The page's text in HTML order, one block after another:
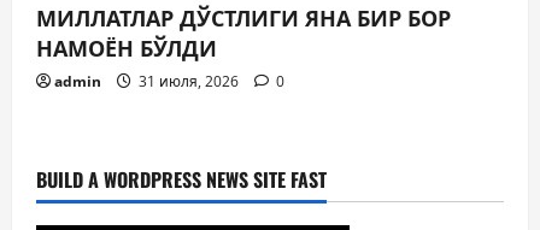
МИЛЛАТЛАР ДЎСТЛИГИ ЯНА БИР БОР
НАМОЁН БЎЛДИ
admin 31 июля, 2026 0
BUILD A WORDPRESS NEWS SITE FAST